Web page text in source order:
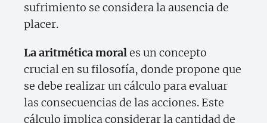
sufrimiento se considera la ausencia de
placer.
La aritmética morales un concepto
crucial en su filosofía, donde propone que
se debe realizar un cálculo para evaluar
las consecuencias de las acciones. Este
cálculo implica considerar la cantidad de